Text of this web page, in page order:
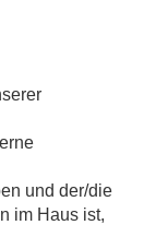
und der/die
im Haus ist,